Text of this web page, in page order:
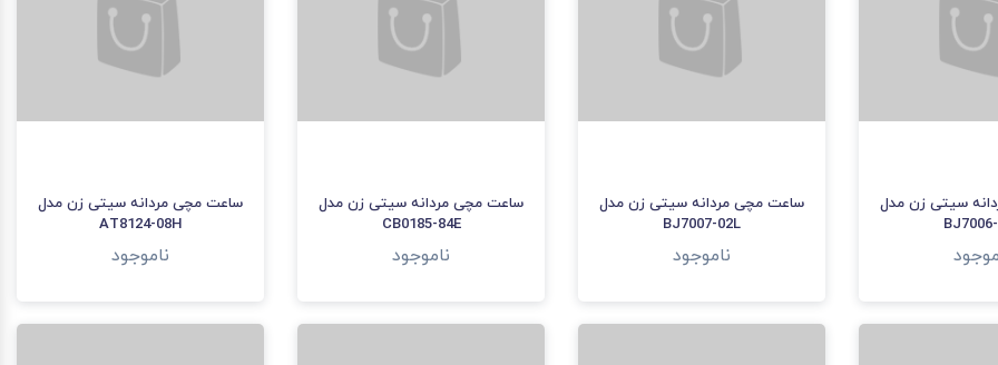
سیتی زن مدل
ساعت مچی مردانه سیتی زن مدل
BJ7007-02L
ناموجود
ساعت مچی مردانه سیتی زن مدل
CB0185-84E
ناموجود
ساعت مچی مردانه سیتی زن مدل
AT8124-08H
ناموجود